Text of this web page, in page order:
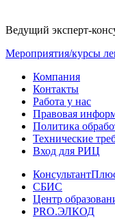
Ведущий эксперт-
Мероприятия/курсы
Компания
Контакты
Работа у нас
Правовая
Политика
Технические
Вход для РИЦ
СБИС
Центр
PRO.ЭЛКОД